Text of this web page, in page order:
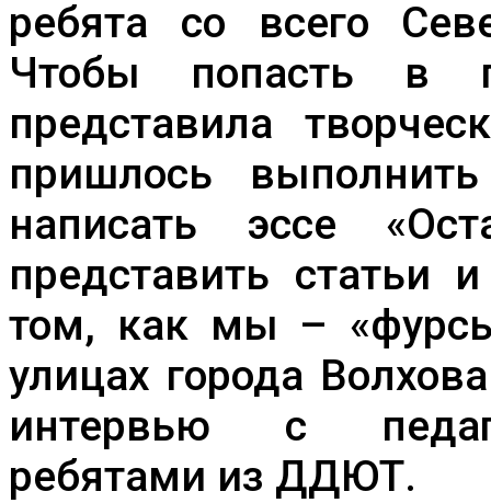
ребята со всего
Чтобы попасть в
представила
пришлось
написать эссе
представить
том, как мы –
улицах города
интервью с
ребятами из ДДЮТ.